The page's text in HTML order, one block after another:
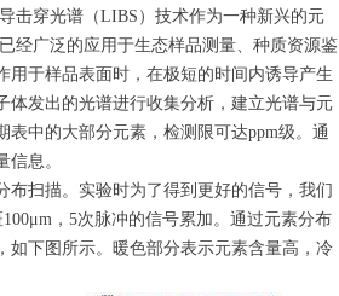
击穿光谱（LIBS ）技术作为一种新兴的元
已经广泛的应用于生态样品测量、种质资源鉴
用于样品表面时， 在极短的时间内诱导产生
体发出的光谱进行收集分析，建立光谱与元
表中的大部分元素 ， 检测限可达ppm级。通
息。
布扫描。实验时为了得到更好的信号，我们
100μm ， 5次脉冲的信号累加。 通过元素分布
如下图所示。暖色部分表示元素含量高，冷